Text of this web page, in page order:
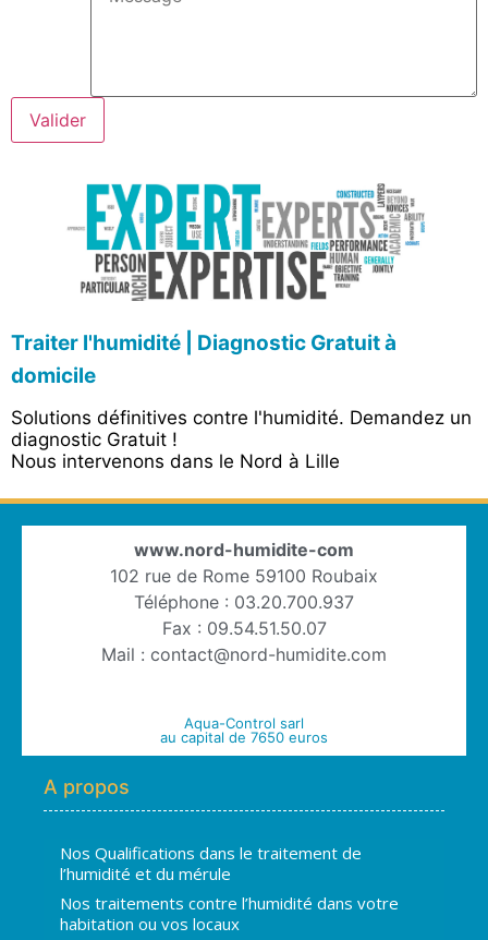
Valider
Traiter l'humidité | Diagnostic Gratuit à
domicile
Solutions définitives contre l'humidité. Demandez un
diagnostic Gratuit !
Nous intervenons dans le Nord à Lille
www.nord-humidite-com
102 rue de Rome 59100 Roubaix
Téléphone : 03.20.700.937
Fax : 09.54.51.50.07
Mail : contact@nord-humidite.com
Aqua-Control sarl
au capital de 7650 euros
A propos
Nos Qualifications dans le traitement de
l’humidité et du mérule
Nos traitements contre l’humidité dans votre
habitation ou vos locaux